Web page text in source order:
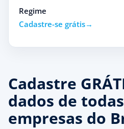
Regime
Cadastre-se grátis
Cadastre
dados de
empresas do